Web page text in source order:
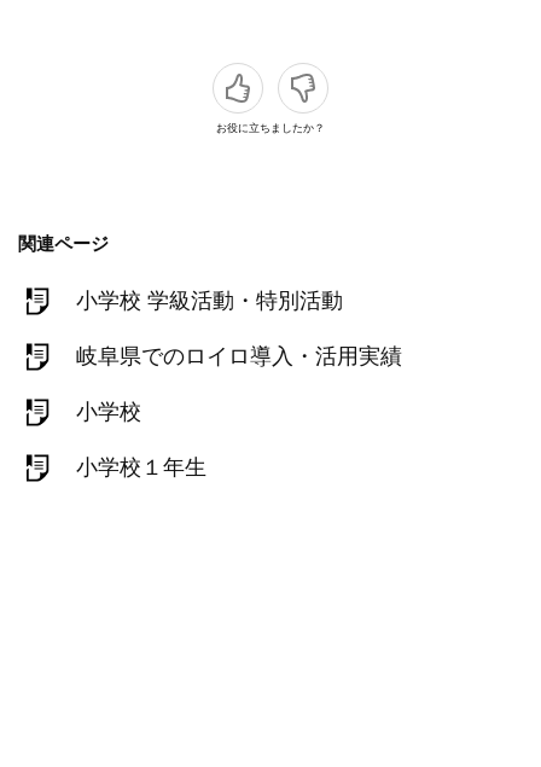
お役に立ちましたか？
関連ページ
小学校 学級活動・特別活動
岐阜県でのロイロ導入・活用実績
小学校
小学校１年生